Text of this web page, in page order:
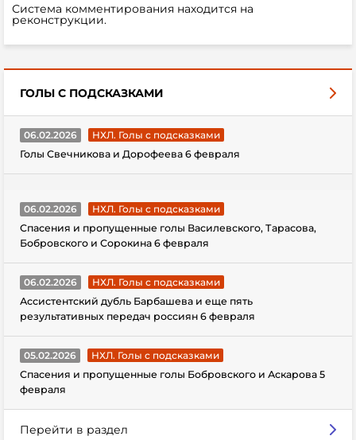
Система комментирования находится на
реконструкции.
ГОЛЫ С ПОДСКАЗКАМИ
06.02.2026
НХЛ. Голы с подсказками
Голы Свечникова и Дорофеева 6 февраля
06.02.2026
НХЛ. Голы с подсказками
Спасения и пропущенные голы Василевского, Тарасова,
Бобровского и Сорокина 6 февраля
06.02.2026
НХЛ. Голы с подсказками
Ассистентский дубль Барбашева и еще пять
результативных передач россиян 6 февраля
05.02.2026
НХЛ. Голы с подсказками
Спасения и пропущенные голы Бобровского и Аскарова 5
февраля
Перейти в раздел